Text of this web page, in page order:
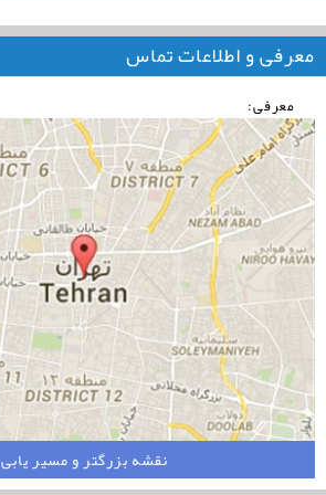
معرفی و اطلاعات تماس
معرفی:
نقشه بزرگتر و مسیر یابی